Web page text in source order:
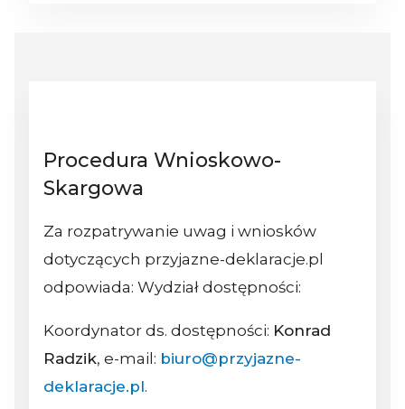
Procedura Wnioskowo-
Skargowa
Za rozpatrywanie uwag i wniosków
dotyczących przyjazne-deklaracje.pl
odpowiada: Wydział dostępności:
Koordynator ds. dostępności: Konrad
Radzik, e-mail: biuro@przyjazne-
deklaracje.pl.